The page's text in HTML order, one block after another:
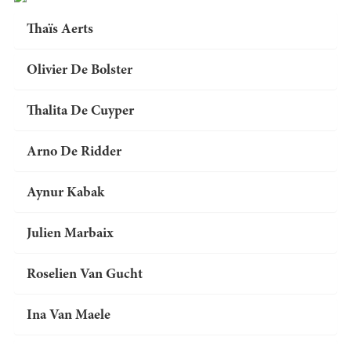
Thaïs Aerts
Olivier De Bolster
Thalita De Cuyper
Arno De Ridder
Aynur Kabak
Julien Marbaix
Roselien Van Gucht
Ina Van Maele